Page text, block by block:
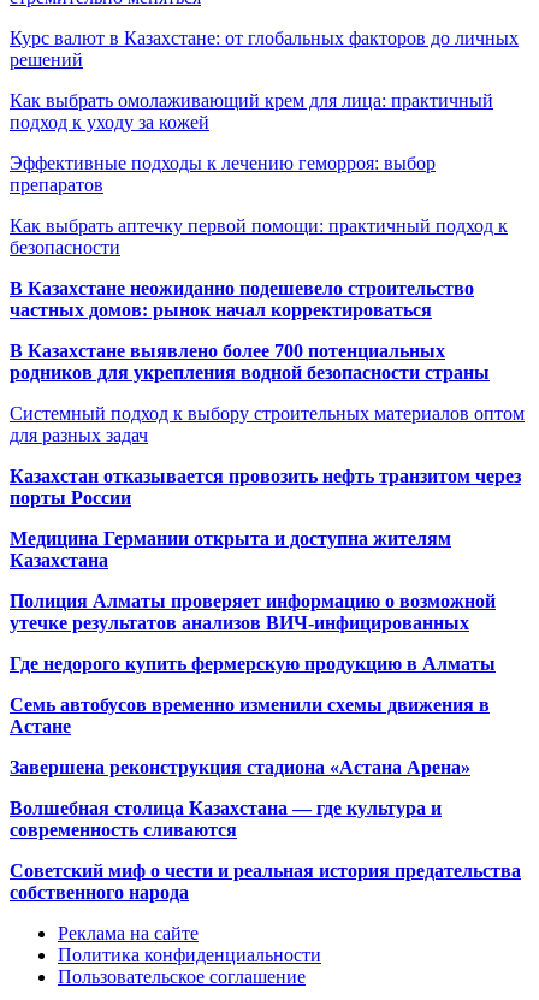
Курс валют в Казахстане: от глобальных факторов до личных
решений
Как выбрать омолаживающий крем для лица: практичный
подход к уходу за кожей
Эффективные подходы к лечению геморроя: выбор
препаратов
Как выбрать аптечку первой помощи: практичный подход к
безопасности
В Казахстане неожиданно подешевело строительство
частных домов: рынок начал корректироваться
В Казахстане выявлено более 700 потенциальных
родников для укрепления водной безопасности страны
Системный подход к выбору строительных материалов оптом
для разных задач
Казахстан отказывается провозить нефть транзитом через
порты России
Медицина Германии открыта и доступна жителям
Казахстана
Полиция Алматы проверяет информацию о возможной
утечке результатов анализов ВИЧ-инфицированных
Где недорого купить фермерскую продукцию в Алматы
Семь автобусов временно изменили схемы движения в
Астане
Завершена реконструкция стадиона «Астана Арена»
Волшебная столица Казахстана — где культура и
современность сливаются
Советский миф о чести и реальная история предательства
собственного народа
Реклама на сайте
Политика конфиденциальности
Пользовательское соглашение